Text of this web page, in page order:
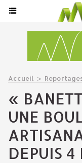
Accueil >
«
UNE
DEPUIS 4